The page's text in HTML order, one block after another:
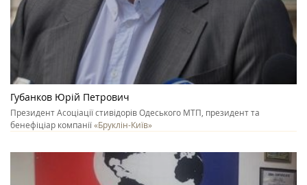
Губанков Юрій Петрович
Президент Асоціації стивідорів Одеського МТП, президент та
бенефіціар компанії«Бруклін-Київ»